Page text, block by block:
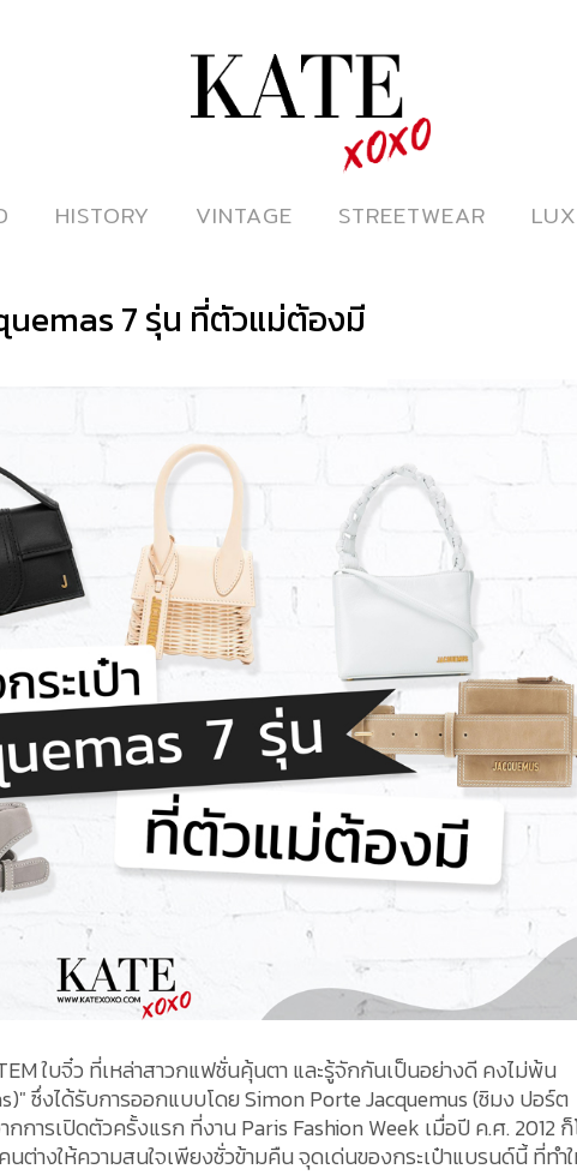
ดูหนังออนไลน์
HISTORY
HISTORY VINTAGE
VINTAGE STREETWEAR
STREETWEAR
7 รุ่น ที่ตัวแม่ต้องมี
ใบจิ๋ว ที่เหล่าสาวกแฟชั่นคุ้นตา และรู้จักกันเป็นอย่างดี คงไม่พ้น
ซึ่งได้รับการออกแบบโดย Simon Porte Jacquemus (ซิมง ปอร์ต
ารเปิดตัวครั้งแรก ที่งาน Paris Fashion Week เมื่อปี ค.ศ. 2012
งชั่วข้ามคืน จุดเด่นของกระเป๋าแบรนด์นี้ ที่ทำให้ได้